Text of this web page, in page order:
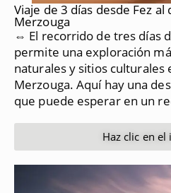
Viaje de 3 días desde Fez
Merzouga
⇔ El recorrido de tres días
permite una exploración
naturales y sitios culturales
Merzouga. Aquí hay una
que puede esperar en un
Haz clic en